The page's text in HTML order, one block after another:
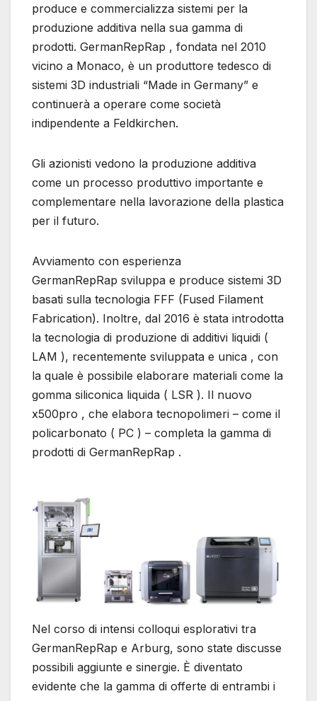
produce e commercializza sistemi per la
produzione additiva nella sua gamma di
prodotti. GermanRepRap , fondata nel 2010
vicino a Monaco, è un produttore tedesco di
sistemi 3D industriali “Made in Germany” e
continuerà a operare come società
indipendente a Feldkirchen.
Gli azionisti vedono la produzione additiva
come un processo produttivo importante e
complementare nella lavorazione della plastica
per il futuro.
Avviamento con esperienza
GermanRepRap sviluppa e produce sistemi 3D
basati sulla tecnologia FFF (Fused Filament
Fabrication). Inoltre, dal 2016 è stata introdotta
la tecnologia di produzione di additivi liquidi (
LAM ), recentemente sviluppata e unica , con
la quale è possibile elaborare materiali come la
gomma siliconica liquida ( LSR ). Il nuovo
x500pro , che elabora tecnopolimeri – come il
policarbonato ( PC ) – completa la gamma di
prodotti di GermanRepRap .
Nel corso di intensi colloqui esplorativi tra
GermanRepRap e Arburg, sono state discusse
possibili aggiunte e sinergie. È diventato
evidente che la gamma di offerte di entrambi i